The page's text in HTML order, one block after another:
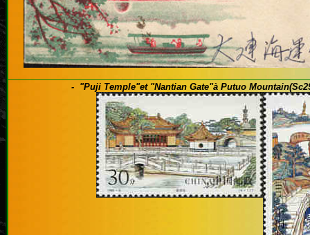
- "Puji Temple"et "Nantian Gate"à Putuo Mountain